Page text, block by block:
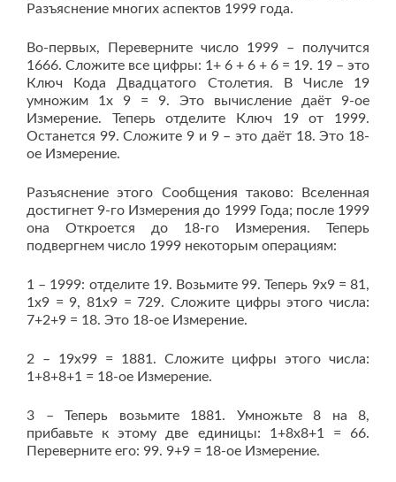
Разъяснение многих аспектов 1999 года.
Во-первых, Переверните число 1999 – получится
1666. Сложите все цифры: 1+ 6 + 6 + 6 = 19. 19 – это
Ключ Кода Двадцатого Столетия. В Числе 19
умножим 1х 9 = 9. Это вычисление даёт 9-ое
Измерение. Теперь отделите Ключ 19 от 1999.
Останется 99. Сложите 9 и 9 – это даёт 18. Это 18-
ое Измерение.
Разъяснение этого Сообщения таково: Вселенная
достигнет 9-го Измерения до 1999 Года; после 1999
она Откроется до 18-го Измерения. Теперь
подвергнем число 1999 некоторым операциям:
1 – 1999: отделите 19. Возьмите 99. Теперь 9х9 = 81,
1х9 = 9, 81х9 = 729. Сложите цифры этого числа:
7+2+9 = 18. Это 18-ое Измерение.
2 – 19х99 = 1881. Сложите цифры этого числа:
1+8+8+1 = 18-ое Измерение.
3 – Теперь возьмите 1881. Умножьте 8 на 8,
прибавьте к этому две единицы: 1+8х8+1 = 66.
Переверните его: 99. 9+9 = 18-ое Измерение.